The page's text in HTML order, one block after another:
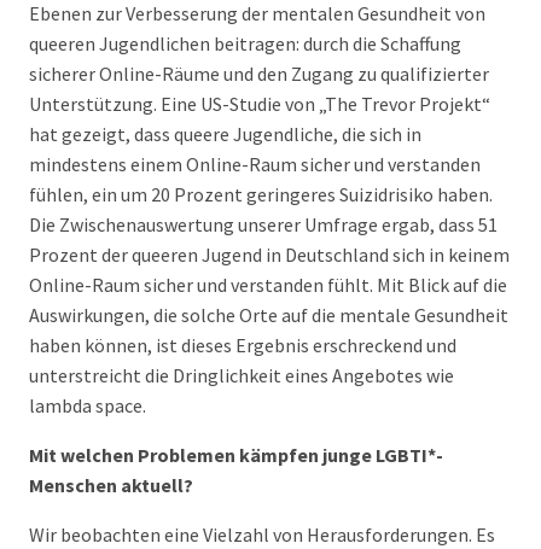
Ebenen zur Verbesserung der mentalen Gesundheit von
queeren Jugendlichen beitragen: durch die Schaffung
sicherer Online-Räume und den Zugang zu qualifizierter
Unterstützung. Eine US-Studie von „The Trevor Projekt“
hat gezeigt, dass queere Jugendliche, die sich in
mindestens einem Online-Raum sicher und verstanden
fühlen, ein um 20 Prozent geringeres Suizidrisiko haben.
Die Zwischenauswertung unserer Umfrage ergab, dass 51
Prozent der queeren Jugend in Deutschland sich in keinem
Online-Raum sicher und verstanden fühlt. Mit Blick auf die
Auswirkungen, die solche Orte auf die mentale Gesundheit
haben können, ist dieses Ergebnis erschreckend und
unterstreicht die Dringlichkeit eines Angebotes wie
lambda space.
Mit welchen Problemen kämpfen junge LGBTI*-
Menschen aktuell?
Wir beobachten eine Vielzahl von Herausforderungen. Es